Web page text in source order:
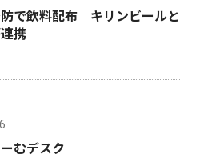
で飲料配布 キリンビールと
携
むデスク